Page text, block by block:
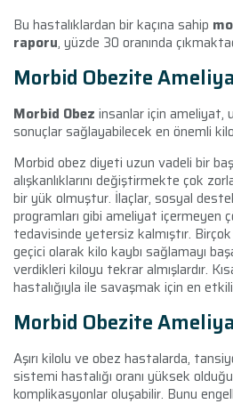
Bu hastalıklardan bir kaçına sahip
raporu, yüzde 30 oranında
Morbid Obezite
Morbid Obez insanlar için ameliyat,
sonuçlar sağlayabilecek en önemli
Morbid obez diyeti uzun vadeli bir
alışkanlıklarını değiştirmekte çok
bir yük olmuştur. İlaçlar, sosyal
programları gibi ameliyat içermeyen
tedavisinde yetersiz kalmıştır.
geçici olarak kilo kaybı sağlamayı
verdikleri kiloyu tekrar almışlardır.
hastalığıyla ile savaşmak için en
Morbid Obezite
Aşırı kilolu ve obez hastalarda,
sistemi hastalığı oranı yüksek
komplikasyonlar oluşabilir. Bunu